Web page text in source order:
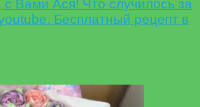
с Вами Ася! Что случилось за
Бесплатный рецепт в